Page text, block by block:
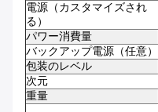
電源（カスタマイズされ
る）
パワー消費量
バックアップ電源（任意）
包装のレベル
次元
重量